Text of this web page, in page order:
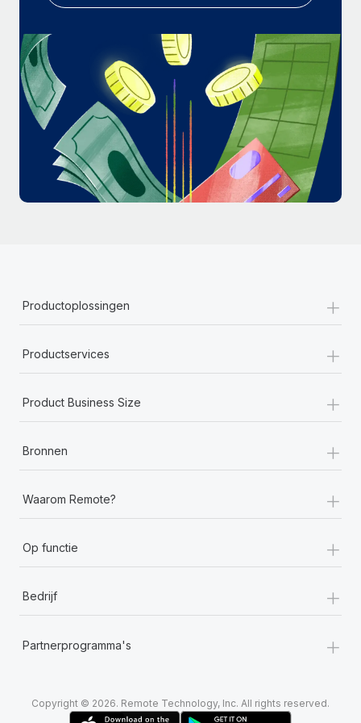
Productoplossingen +
Productservices +
Product Business Size +
Bronnen +
Waarom Remote? +
Op functie +
Bedrijf +
Partnerprogramma's +
Copyright © 2026. Remote Technology, Inc. All rights reserved.